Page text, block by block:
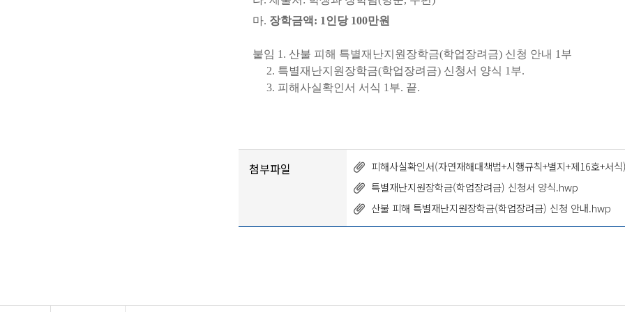
마. 장학금액 : 1 인당 100만원
붙임 1. 산불 피해 특별재난지원장학금(학업장려금) 신청 안내 1 부
2. 특별재난지원장학금(학업장려금) 신청서 양식 1 부.
3. 피해사실확인서 서식 1 부. 끝.
첨부파일
피해사실확인서(자연재해대책법+시행규칙+별지+제16호+서
특별재난지원장학금(학업장려금) 신청서 양식.hwp
산불 피해 특별재난지원장학금(학업장려금) 신청 안내.hwp